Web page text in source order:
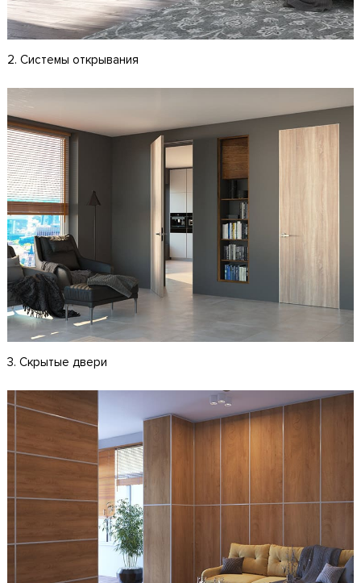
2. Системы открывания
3. Скрытые двери